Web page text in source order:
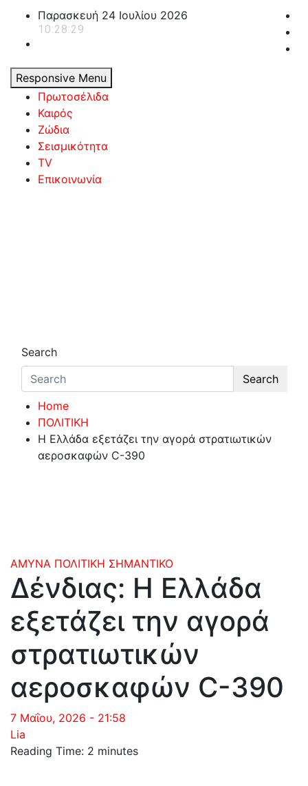
content
Παρασκευή 24 Ιουλίου 2026
10:28:30
Responsive Menu
Πρωτοσέλιδα
Καιρός
Ζώδια
Σεισμικότητα
TV
Επικοινωνία
Search
Search
Home
ΠΟΛΙΤΙΚΗ
Η Ελλάδα εξετάζει την αγορά στρατιωτικών
αεροσκαφών C-390
ΑΜΥΝΑ ΠΟΛΙΤΙΚΗ ΣΗΜΑΝΤΙΚΟ
Δένδιας: Η Ελλάδα
εξετάζει την αγορά
στρατιωτικών
αεροσκαφών C-390
7 Μαΐου, 2026 - 21:58
Lia
Reading Time: 2 minutes